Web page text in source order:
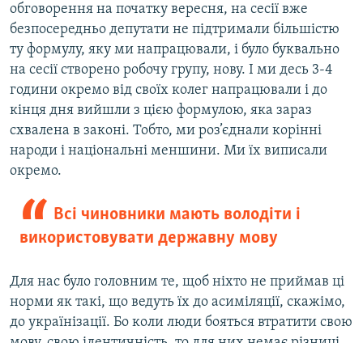
обговорення на початку вересня, на сесії вже
безпосередньо депутати не підтримали більшістю
ту формулу, яку ми напрацювали, і було буквально
на сесії створено робочу групу, нову. І ми десь 3-4
години окремо від своїх колег напрацювали і до
кінця дня вийшли з цією формулою, яка зараз
схвалена в законі. Тобто, ми роз’єднали корінні
народи і національні меншини. Ми їх виписали
окремо.
Всі чиновники мають володіти і
використовувати державну мову
Для нас було головним те, щоб ніхто не приймав ці
норми як такі, що ведуть їх до асиміляції, скажімо,
до українізації. Бо коли люди бояться втратити свою